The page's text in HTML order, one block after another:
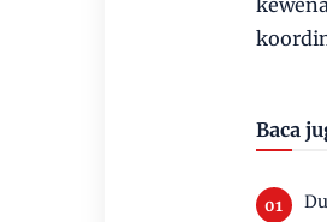
Baca